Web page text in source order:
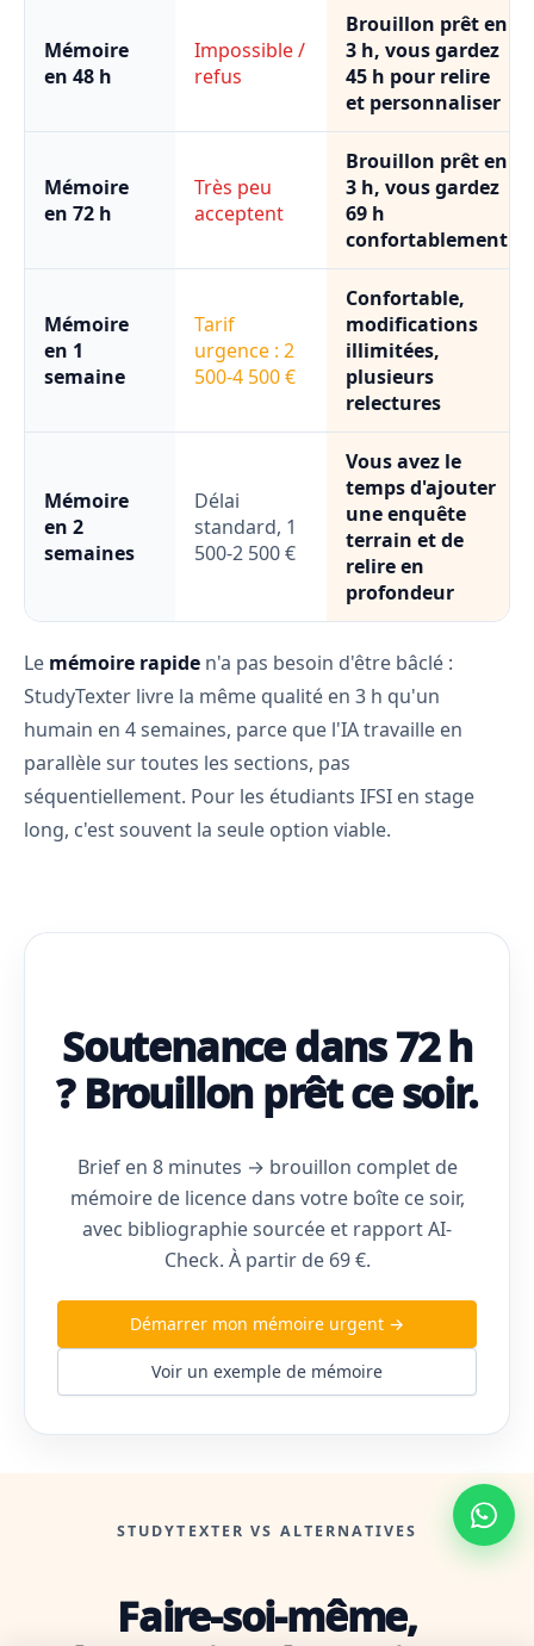
Mémoire
en 48 h
Impossible /
refus
Brouillon prêt en
3 h, vous gardez
45 h pour relire
et personnaliser
Mémoire
en 72 h
Très peu
acceptent
Brouillon prêt en
3 h, vous gardez
69 h
confortablement
Mémoire
en 1
semaine
Tarif
urgence : 2
500-4 500 €
Confortable,
modifications
illimitées,
plusieurs
relectures
Mémoire
en 2
semaines
Délai
standard, 1
500-2 500 €
Vous avez le
temps d'ajouter
une enquête
terrain et de
relire en
profondeur
Le mémoire rapide n'a pas besoin d'être bâclé :
StudyTexter livre la même qualité en 3 h qu'un
humain en 4 semaines, parce que l'IA travaille en
parallèle sur toutes les sections, pas
séquentiellement. Pour les étudiants IFSI en stage
long, c'est souvent la seule option viable.
Soutenance dans 72 h
? Brouillon prêt ce soir.
Brief en 8 minutes → brouillon complet de
mémoire de licence dans votre boîte ce soir,
avec bibliographie sourcée et rapport AI-
Check. À partir de 69 €.
Démarrer mon mémoire urgent →
Voir un exemple de mémoire
STUDYTEXTER VS ALTERNATIVES
Faire-soi-même,